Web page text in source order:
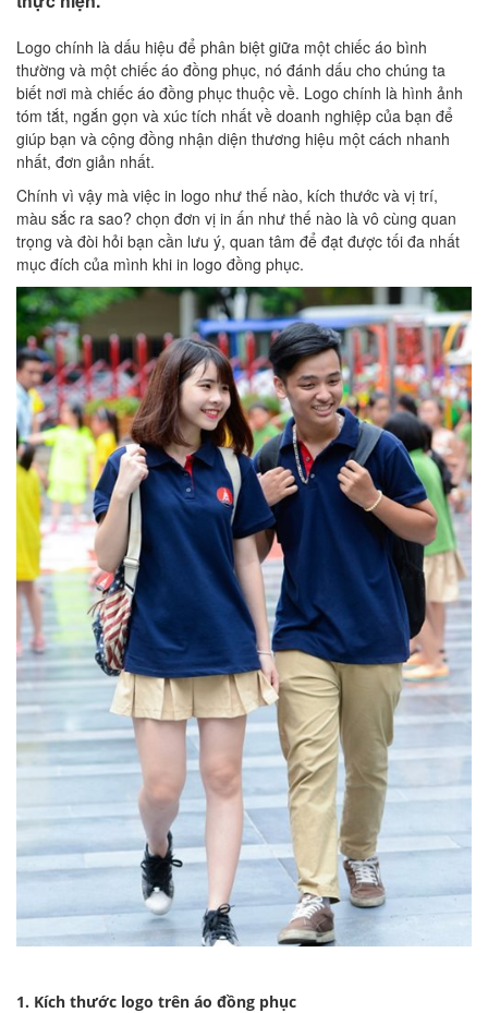
Logo chính là dấu hiệu để phân biệt giữa một chiếc áo bình
thường và một chiếc áo đồng phục, nó đánh dấu cho chúng ta
biết nơi mà chiếc áo đồng phục thuộc về. Logo chính là hình ảnh
tóm tắt, ngắn gọn và xúc tích nhất về doanh nghiệp của bạn để
giúp bạn và cộng đồng nhận diện thương hiệu một cách nhanh
nhất, đơn giản nhất.
Chính vì vậy mà việc in logo như thế nào, kích thước và vị trí,
màu sắc ra sao? chọn đơn vị in ấn như thế nào là vô cùng quan
trọng và đòi hỏi bạn cần lưu ý, quan tâm để đạt được tối đa nhất
mục đích của mình khi in logo đồng phục.
1. Kích thước logo trên áo đồng phục